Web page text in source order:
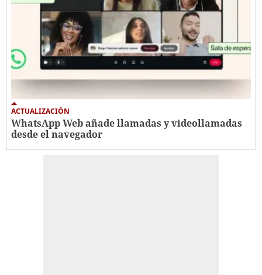
ACTUALIZACIÓN
WhatsApp Web añade llamadas y videollamadas
desde el navegador